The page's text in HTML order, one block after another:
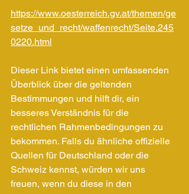
https://www.oesterreich.gv.at/themen/ge
setze_und_recht/waffenrecht/Seite.245
0220.html
Dieser Link bietet einen umfassenden
Überblick über die geltenden
Bestimmungen und hilft dir, ein
besseres Verständnis für die
rechtlichen Rahmenbedingungen zu
bekommen. Falls du ähnliche offizielle
Quellen für Deutschland oder die
Schweiz kennst, würden wir uns
freuen, wenn du diese in den